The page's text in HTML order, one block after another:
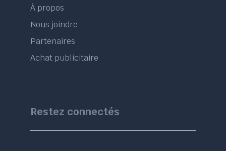
À propos
Nous joindre
Partenaires
Achat publicitaire
Restez connectés